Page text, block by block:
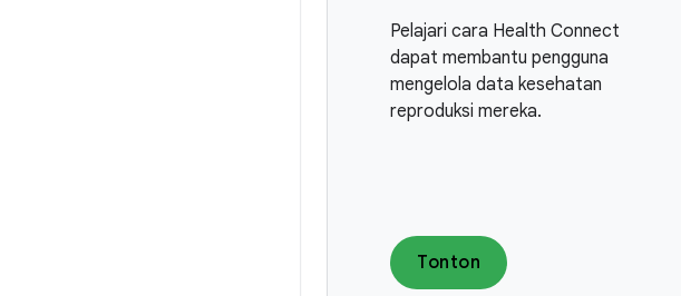
Pelajari cara Health Connect
dapat membantu pengguna
mengelola data kesehatan
reproduksi mereka.
Tonton